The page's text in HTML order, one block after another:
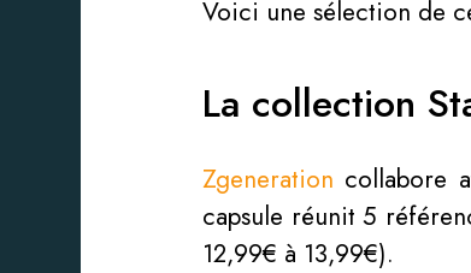
Voici une sélection de
La collection
Zgeneration collabore
capsule réunit 5
12,99€ à 13,99€).